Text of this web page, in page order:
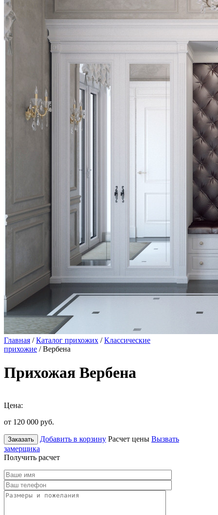
Главная /Каталог прихожих /Классические
прихожие / Вербена
Прихожая Вербена
Цена:
от 120 000 руб.
Заказать Добавить в корзину Расчет цены Вызвать
замерщика
Получить расчет